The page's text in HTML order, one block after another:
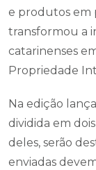
e produtos em
transformou a
catarinenses
Propriedade
Na edição
dividida em
deles, serão
enviadas